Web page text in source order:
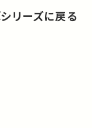
シリーズに戻る